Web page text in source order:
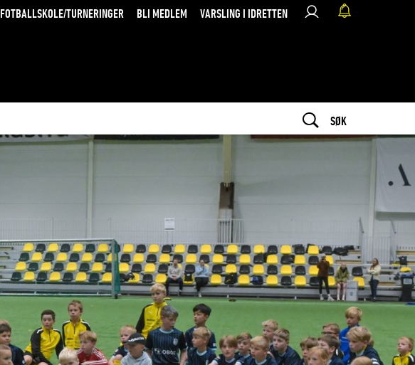
FOTBALLSKOLE/TURNERINGER BLI MEDLEM VARSLING I IDRETTEN
SØK